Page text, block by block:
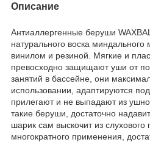
Описание
Антиаллергенные беруши
натурального воска
винилом и резиной. Мягкие и
превосходно защищают уши от
занятий в бассейне, они
использовании, адаптируются
прилегают и не выпадают из
такие беруши, достаточно
шарик сам выскочит из
многократного применения,